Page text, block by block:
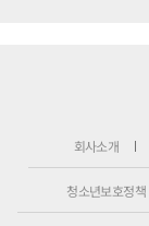
회사소개
청소년보호정책